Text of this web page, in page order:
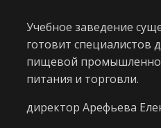
Учебное заведение
готовит специалистов
пищевой
питания и торговли.
директор Арефьева